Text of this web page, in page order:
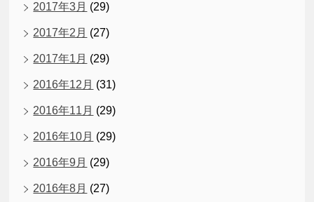
2017年3月 (29)
2017年2月 (27)
2017年1月 (29)
2016年12月 (31)
2016年11月 (29)
2016年10月 (29)
2016年9月 (29)
2016年8月 (27)